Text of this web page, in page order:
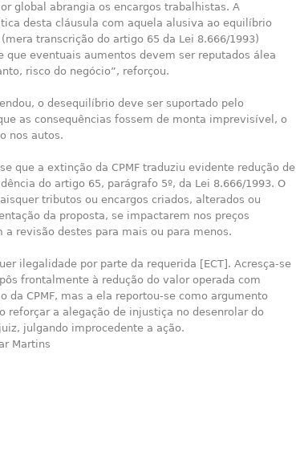
global abrangia os encargos trabalhistas. A
desta cláusula com aquela alusiva ao equilíbrio
transcrição do artigo 65 da Lei 8.666/1993)
que eventuais aumentos devem ser reputados álea
risco do negócio”, reforçou.
o desequilíbrio deve ser suportado pelo
as consequências fossem de monta imprevisível, o
nos autos.
que a extinção da CPMF traduziu evidente redução de
do artigo 65, parágrafo 5º, da Lei 8.666/1993. O
tributos ou encargos criados, alterados ou
da proposta, se impactarem nos preços
revisão destes para mais ou para menos.
ilegalidade por parte da requerida [ECT]. Acresça-se
frontalmente à redução do valor operada com
da CPMF, mas a ela reportou-se como argumento
reforçar a alegação de injustiça no desenrolar do
julgando improcedente a ação.
Martins